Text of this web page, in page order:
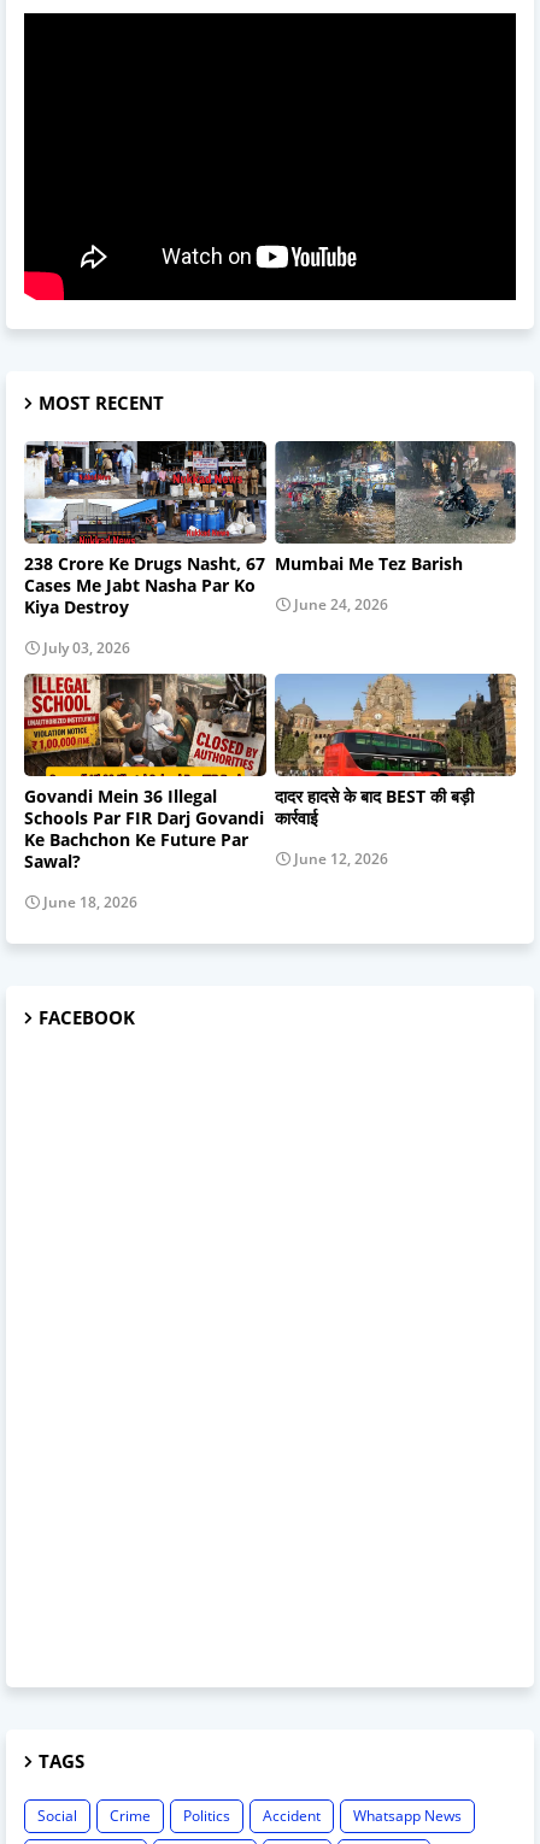
MOST RECENT
238 Crore Ke Drugs Nasht, 67
Cases Me Jabt Nasha Par Ko
Kiya Destroy
July 03, 2026
Mumbai Me Tez Barish
June 24, 2026
Govandi Mein 36 Illegal
Schools Par FIR Darj Govandi
Ke Bachchon Ke Future Par
Sawal?
June 18, 2026
दादर हादसे के बाद BEST की बड़ी
कार्रवाई
June 12, 2026
FACEBOOK
TAGS
Social Crime Politics Accident
Whatsapp News